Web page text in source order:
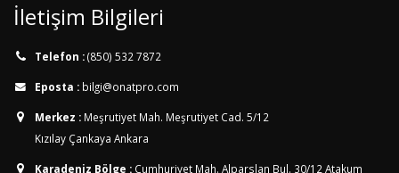
İletişim Bilgileri
Telefon :(850) 532 7872
Eposta : bilgi@onatpro.com
Merkez : Meşrutiyet Mah. Meşrutiyet Cad. 5/12
Kızılay Çankaya Ankara
Karadeniz Bölge : Cumhuriyet Mah. Alparslan Bul. 30/12 Atakum